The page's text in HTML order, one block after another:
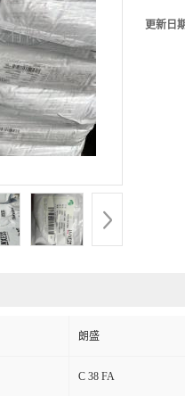
更新日期
朗盛
C 38 FA